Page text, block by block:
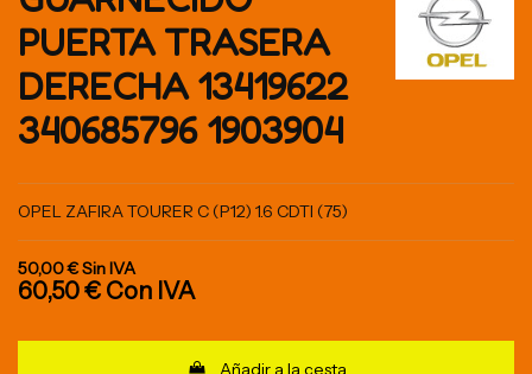
PUERTA TRASERA
DERECHA 13419622
340685796 1903904
OPEL ZAFIRA TOURER C (P12) 1.6 CDTI (75)
50,00 €Sin IVA
60,50 € Con IVA
Añadir a la cesta